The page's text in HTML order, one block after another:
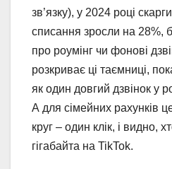
зв’язку), у 2024 році
списання зросли на 28%,
про роумінг чи фонові
розкриває ці таємниці,
як один довгий дзвінок у
А для сімейних рахунків
круг – один клік, і видно,
гігабайта на TikTok.